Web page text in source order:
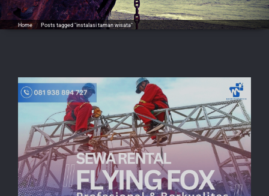
Home / Posts tagged "instalasi taman wisata"